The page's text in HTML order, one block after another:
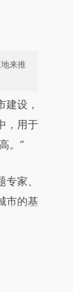
来推
文章
结而
读原
设，
，用于
。”
家、
市的基